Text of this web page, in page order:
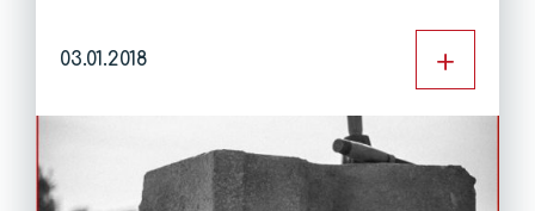
03.01.2018 +